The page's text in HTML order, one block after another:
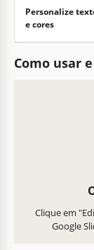
Personalize
e cores
Como usar
Clique em
Google